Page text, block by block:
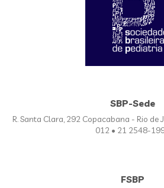
SBP-Sede
R. Santa Clara, 292 Copacabana - Rio de
012 • 21 2548-
FSBP